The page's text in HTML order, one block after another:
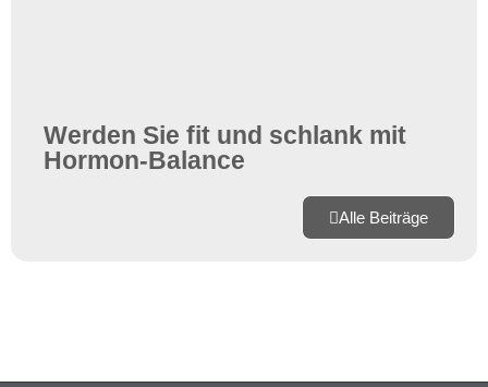
Werden Sie fit und schlank mit
Hormon-Balance
Alle Beiträge